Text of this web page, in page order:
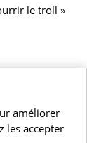
le troll »
améliorer
les accepter